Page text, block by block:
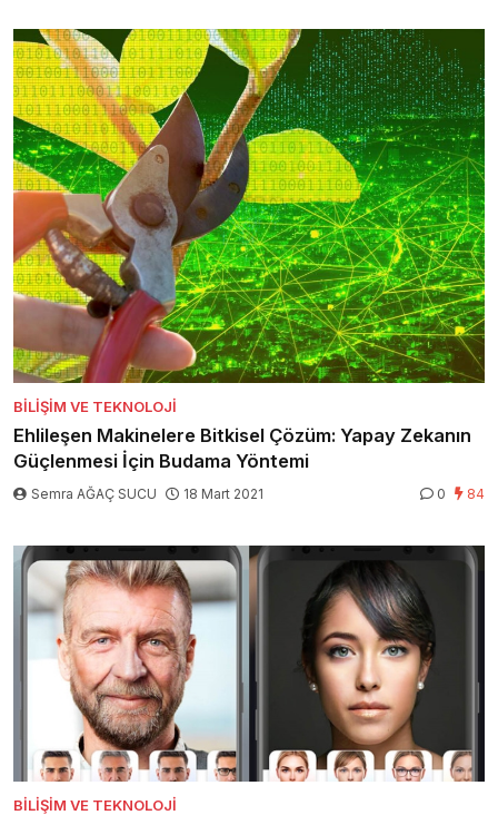
BILIŞIM VE TEKNOLOJI
Ehlileşen Makinelere Bitkisel Çözüm: Yapay Zekanın
Güçlenmesi İçin Budama Yöntemi
Semra AĞAÇ SUCU 18 Mart 2021 0 84
BILIŞIM VE TEKNOLOJI